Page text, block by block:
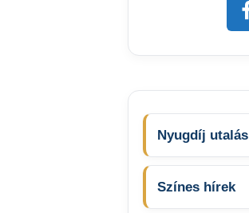
Nyugdíj utalás
Színes hírek